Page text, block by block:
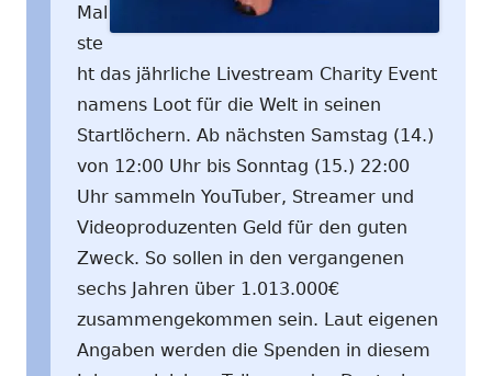
Mal
ste
ht das jährliche Livestream Charity Event
namens Loot für die Welt in seinen
Startlöchern. Ab nächsten Samstag (14.)
von 12:00 Uhr bis Sonntag (15.) 22:00
Uhr sammeln YouTuber, Streamer und
Videoproduzenten Geld für den guten
Zweck. So sollen in den vergangenen
sechs Jahren über 1.013.000€
zusammengekommen sein. Laut eigenen
Angaben werden die Spenden in diesem